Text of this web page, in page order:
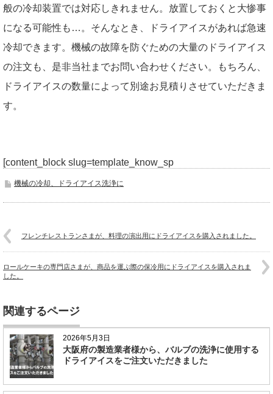
般の冷却装置では対応しきれません。放置しておくと大惨事
になる可能性も…。そんなとき、ドライアイスがあれば急速
冷却できます。機械の故障を防ぐための大量のドライアイス
の注文も、是非当社までお問い合わせください。もちろん、
ドライアイスの数量によって別途お見積りさせていただきま
す。
[content_block slug=template_know_sp
機械の冷却、ドライアイス洗浄に
フレンチレストランさまが、料理の演出用にドライアイスを購入されました。
ロールケーキの専門店さまが、商品を運ぶ際の保冷用にドライアイスを購入されま
した。
関連するページ
2026年5月3日
大阪府の製造業者様から、バルブの洗浄に使用する
ドライアイスをご注文いただきました